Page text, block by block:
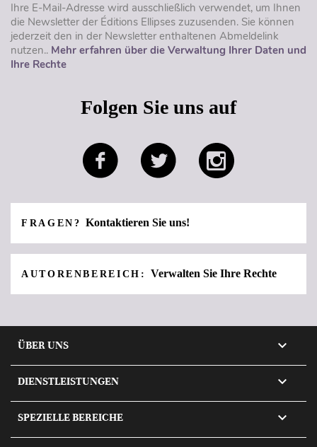
Ihre E-Mail-Adresse wird ausschließlich verwendet, um Ihnen
die Newsletter der Éditions Ellipses zuzusenden. Sie können
jederzeit den in der Newsletter enthaltenen Abmeldelink
nutzen.. Mehr erfahren über die Verwaltung Ihrer Daten und
Ihre Rechte
Folgen Sie uns auf
FRAGEN?Kontaktieren Sie uns!
AUTORENBEREICH: Verwalten Sie Ihre Rechte
ÜBER UNS 
DIENSTLEISTUNGEN 
SPEZIELLE BEREICHE 